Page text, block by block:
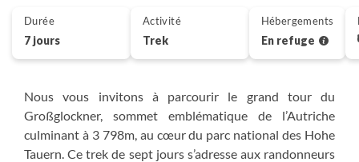
Nous vous invitons à parcourir le grand tour du
Großglockner, sommet emblématique de l’Autriche
culminant à 3 798m, au cœur du parc national des Hohe
Tauern. Ce trek de sept jours s’adresse aux randonneurs
Durée
7 jours
Activité
Trek
Hébergements
En refuge